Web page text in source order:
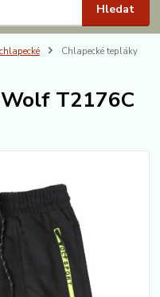
Hledat
Chlapecké tepláky
T2176C